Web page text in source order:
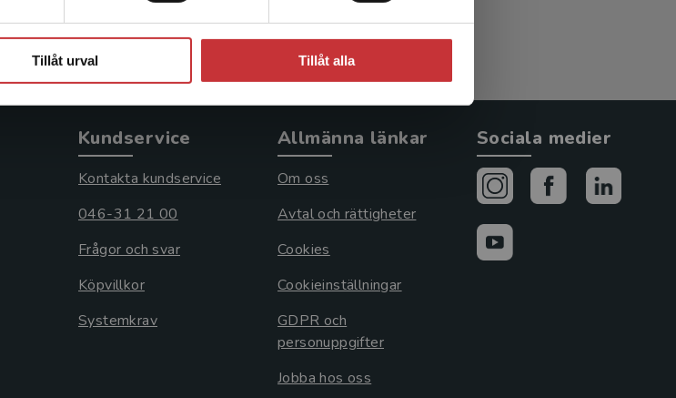
Tillåt urval Tillåt alla
Kundservice
Kontakta kundservice
046-31 21 00
Frågor och svar
Köpvillkor
Systemkrav
Allmänna länkar
Om oss
Avtal och rättigheter
Cookies
Cookieinställningar
GDPR och
personuppgifter
Jobba hos oss
Sociala medier